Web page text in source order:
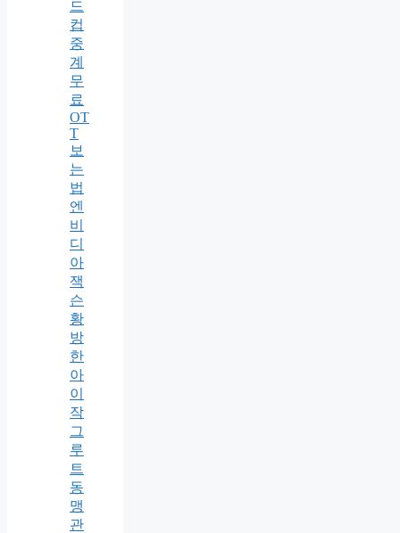
드
컵
중
계
무
료
OT
T
보
는
법
엔
비
디
아
잭
슨
황
방
한
아
이
작
그
루
트
동
맹
관